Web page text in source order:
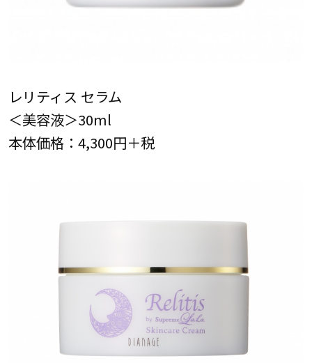
レリティス セラム
＜美容液＞30ml
本体価格：4,300円＋税